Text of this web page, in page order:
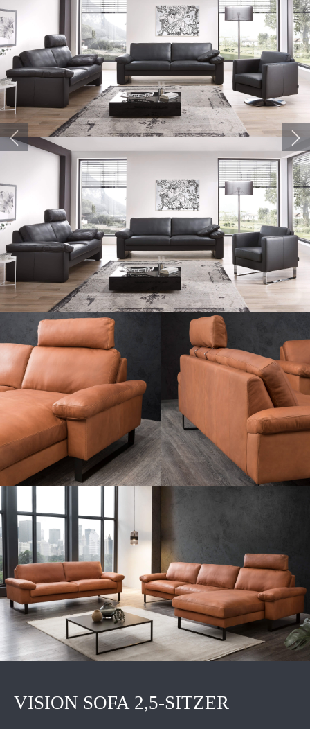
VISION SOFA 2,5-SITZER